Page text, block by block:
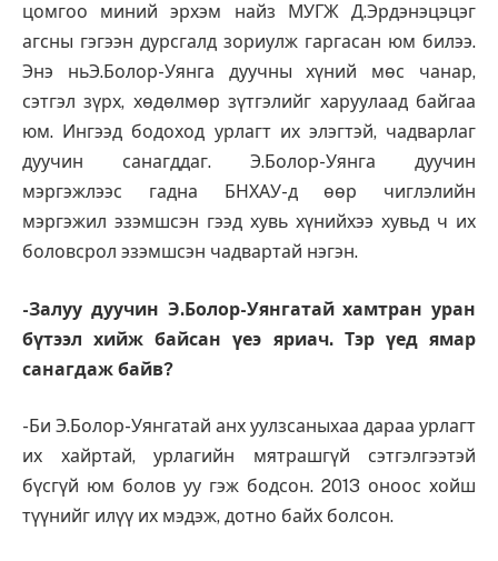
цомгоо миний эрхэм найз МУГЖ Д.Эрдэнэцэцэг
агсны гэгээн дурсгалд зориулж гаргасан юм билээ.
Энэ ньЭ.Болор-Уянга дуучны хүний мөс чанар,
сэтгэл зүрх, хөдөлмөр зүтгэлийг харуулаад байгаа
юм. Ингээд бодоход урлагт их элэгтэй, чадварлаг
дуучин санагддаг. Э.Болор-Уянга дуучин
мэргэжлээс гадна БНХАУ-д өөр чиглэлийн
мэргэжил эзэмшсэн гээд хувь хүнийхээ хувьд ч их
боловсрол эзэмшсэн чадвартай нэгэн.
-Залуу дуучин Э.Болор-Уянгатай хамтран уран
бүтээл хийж байсан үеэ яриач. Тэр үед ямар
санагдаж байв?
-Би Э.Болор-Уянгатай анх уулзсаныхаа дараа урлагт
их хайртай, урлагийн мятрашгүй сэтгэлгээтэй
бүсгүй юм болов уу гэж бодсон. 2013 оноос хойш
түүнийг илүү их мэдэж, дотно байх болсон.